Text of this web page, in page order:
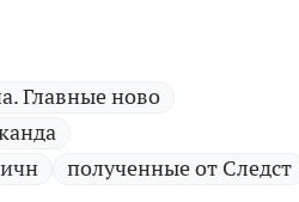
Главные ново
полученные от Следст